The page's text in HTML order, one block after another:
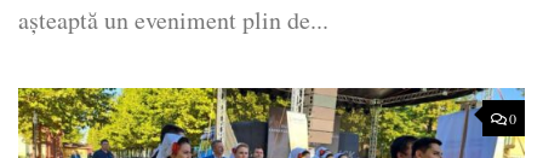
așteaptă un eveniment plin de...
0